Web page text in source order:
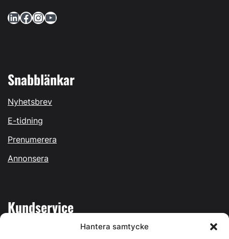
Hantera samtycke
LinkedIn Facebook InstagramYouTube
Snabblänkar
Nyhetsbrev
E-tidning
Prenumerera
Annonsera
Kundservice